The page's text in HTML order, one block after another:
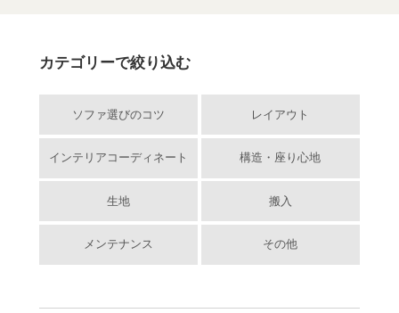
カテゴリーで絞り込む
ソファ選びのコツ レイアウト
インテリアコーディネート 構造・座り心地
生地 搬入
メンテナンス その他